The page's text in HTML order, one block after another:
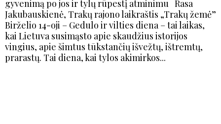
gyvenimą po jos ir tylų rūpestį atminimu Rasa
Jakubauskienė, Trakų rajono laikraštis „Trakų žemė”
Birželio 14-oji – Gedulo ir vilties diena – tai laikas,
kai Lietuva susimąsto apie skaudžius istorijos
vingius, apie šimtus tūkstančių išvežtų, ištremtų,
prarastų. Tai diena, kai tylos akimirkos...